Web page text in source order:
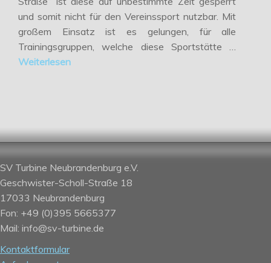
und somit nicht für den Vereinssport nutzbar. Mit
großem Einsatz ist es gelungen, für alle
Trainingsgruppen, welche diese Sportstätte …
Weiterlesen
SV Turbine Neubrandenburg e.V.
Geschwister-Scholl-Straße 18
17033 Neubrandenburg
Fon: +49 (0)395 5665377
Mail: info@sv-turbine.de
Kontaktformular